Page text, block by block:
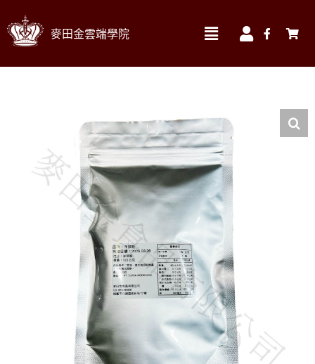
Skip
to
content
麥田金雲端學院
Toggle
Navigation
Toggle
我的課程
帳號資料
帳單地址
送貨地址